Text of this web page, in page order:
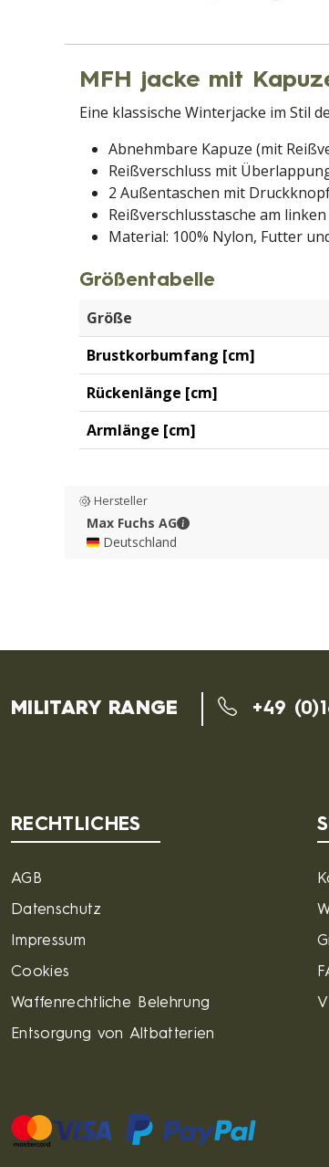
MFH jacke mit
Eine klassische Winterjacke im Stil
Abnehmbare Kapuze (mit
Reißverschluss mit
2 Außentaschen mit
Reißverschlusstasche am
Material: 100% Nylon, Futter
Größentabelle
Größe
Brustkorbumfang [cm]
Rückenlänge [cm]
Armlänge [cm]
Hersteller
Max Fuchs AG
Max Fuchs AG -
🇩🇪 Deutschland
MILITARY RANGE +49
RECHTLICHES
AGB
Datenschutz
Impressum
Cookies
Waffenrechtliche Belehrung
Entsorgung von Altbatterien